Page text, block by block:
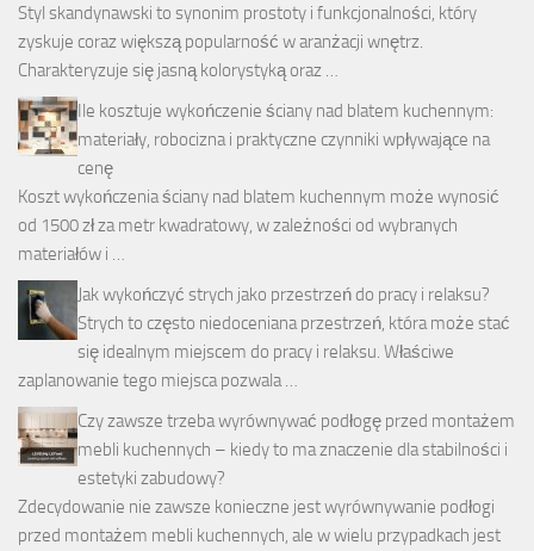
Styl skandynawski to synonim prostoty i funkcjonalności, który
zyskuje coraz większą popularność w aranżacji wnętrz.
Charakteryzuje się jasną kolorystyką oraz …
Ile kosztuje wykończenie ściany nad blatem kuchennym:
materiały, robocizna i praktyczne czynniki wpływające na
cenę
Koszt wykończenia ściany nad blatem kuchennym może wynosić
od 1500 zł za metr kwadratowy, w zależności od wybranych
materiałów i …
Jak wykończyć strych jako przestrzeń do pracy i relaksu?
Strych to często niedoceniana przestrzeń, która może stać
się idealnym miejscem do pracy i relaksu. Właściwe
zaplanowanie tego miejsca pozwala …
Czy zawsze trzeba wyrównywać podłogę przed montażem
mebli kuchennych – kiedy to ma znaczenie dla stabilności i
estetyki zabudowy?
Zdecydowanie nie zawsze konieczne jest wyrównywanie podłogi
przed montażem mebli kuchennych, ale w wielu przypadkach jest